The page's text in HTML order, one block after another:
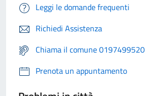
Leggi le domande frequenti
Richiedi Assistenza
Chiama il comune 0197499520
Prenota un appuntamento